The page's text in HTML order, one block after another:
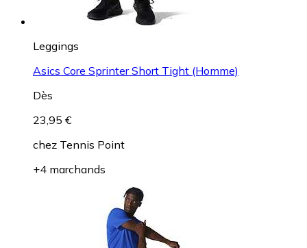
Leggings
Asics Core Sprinter Short Tight (Homme)
Dès
23,95 €
chez Tennis Point
+4 marchands